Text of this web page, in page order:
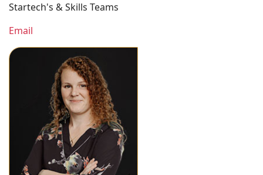
Startech's & Skills Teams
Email